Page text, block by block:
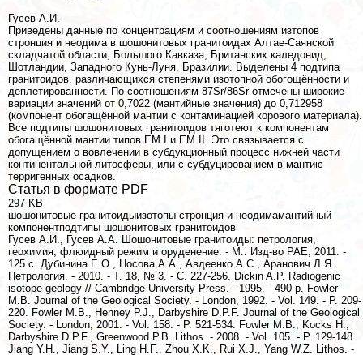
Гусев А.И.
Приведены данные по концентрациям и соотношениям изтопов
стронция и неодима в шошонитовых гранитоидах Алтае-Саянской
складчатой области, Большого Кавказа, Британских каледонид,
Шотландии, Западного Кунь-Луня, Бразилии. Выделены 4 подтипа
гранитоидов, различающихся степенями изотопной обогощённости и
деплетированности. По соотношениям 87Sr/86Sr отмечены широкие
вариации значений от 0,7022 (мантийные значения) до 0,712958
(компонент обогащённой мантии c контаминацией корового материала).
Все подтипы шошонитовых гранитоидов тяготеют к компонентам
обогащённой мантии типов EM I и EM II. Это связывается с
допущением о вовлечении в субдукционный процесс нижней части
континентальной литосферы, или с субдуцированием в мантию
терригенных осадков.
Статья в формате PDF
297 KB
шошонитовые гранитоидыизотопы стронция и неодимамантийный
компонентподтипы шошонитовых гранитоидов
Гусев А.И., Гусев А.А. Шошонитовые гранитоиды: петрология,
геохимия, флюидный режим и оруденение. - М.: Изд-во РАЕ, 2011. -
125 с. Дубинина Е.О., Носова А.А., Авдеенко А.С., Аранович Л.Я.
Петрология. - 2010. - Т. 18, № 3. - С. 227-256. Dickin A.P. Radiogenic
isotope geology // Cambridge University Press. - 1995. - 490 p. Fowler
M.B. Journal of the Geological Society. - London, 1992. - Vol. 149. - P. 209-
220. Fowler M.B., Henney P.J., Darbyshire D.P.F. Journal of the Geological
Society. - London, 2001. - Vol. 158. - P. 521-534. Fowler M.B., Kocks H.,
Darbyshire D.P.F., Greenwood P.B. Lithos. - 2008. - Vol. 105. - P. 129-148.
Jiang Y.H., Jiang S.Y., Ling H.F., Zhou X.K., Rui X.J., Yang W.Z. Lithos. -